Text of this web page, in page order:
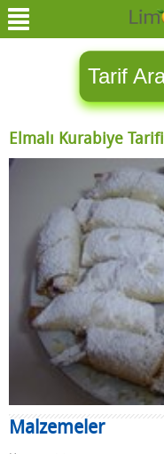
Elmalı Kurabiye Tarifi
Malzemeler